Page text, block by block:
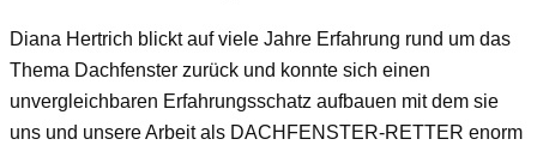
Diana Hertrich blickt auf viele Jahre Erfahrung rund um das
Thema Dachfenster zurück und konnte sich einen
unvergleichbaren Erfahrungsschatz aufbauen mit dem sie
uns und unsere Arbeit als DACHFENSTER-RETTER enorm